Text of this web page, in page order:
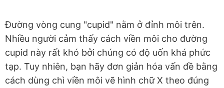
Đường vòng cung "cupid" nằm ở đỉnh môi trên.
Nhiều người cảm thấy cách viền môi cho đường
cupid này rất khó bởi chúng có độ uốn khá phức
tạp. Tuy nhiên, bạn hãy đơn giản hóa vấn đề bằng
cách dùng chì viền môi vẽ hình chữ X theo đúng